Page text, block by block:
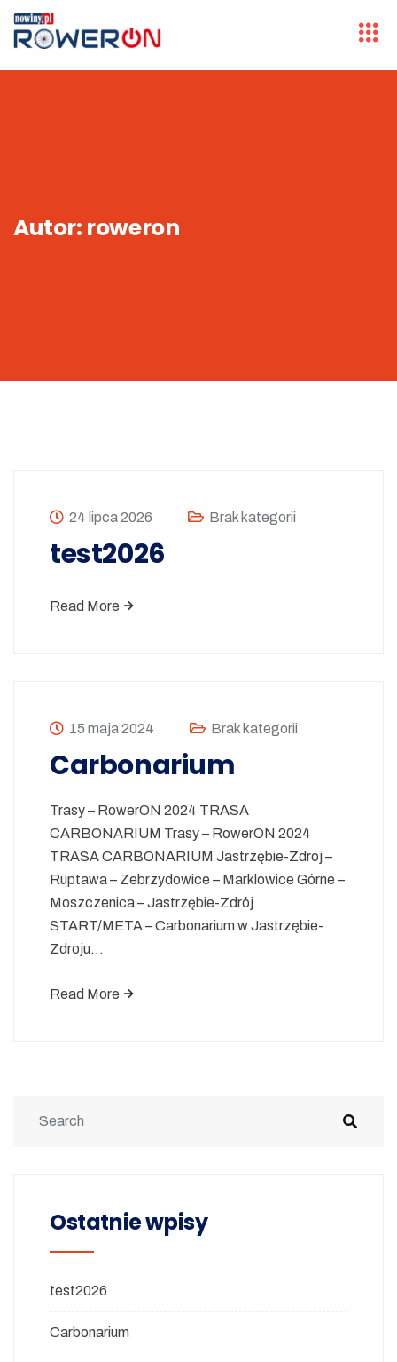
Autor: roweron
24 lipca 2026 Brak kategorii
test2026
Read More
15 maja 2024 Brak kategorii
Carbonarium
Trasy – RowerON 2024 TRASA
CARBONARIUM Trasy – RowerON 2024
TRASA CARBONARIUM Jastrzębie-Zdrój –
Ruptawa – Zebrzydowice – Marklowice Górne –
Moszczenica – Jastrzębie-Zdrój
START/META – Carbonarium w Jastrzębie-
Zdroju…
Read More
Ostatnie wpisy
test2026
Carbonarium